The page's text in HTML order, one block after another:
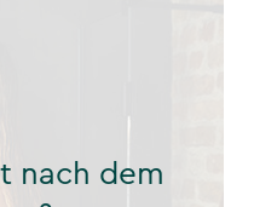
nach dem